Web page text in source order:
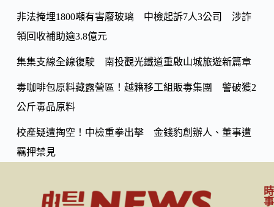
非法掩埋1800噸有害廢玻璃 中檢起訴7人3公司 涉詐
領回收補助逾3.8億元
集集支線全線復駛 南投觀光鐵道重啟山城旅遊新篇章
毒咖啡包原料藏露營區！越籍移工組販毒集團 警破獲2
公斤毒品原料
校產疑遭掏空！中檢重拳出擊 金錢豹創辦人、董事遭
羈押禁見
時
事